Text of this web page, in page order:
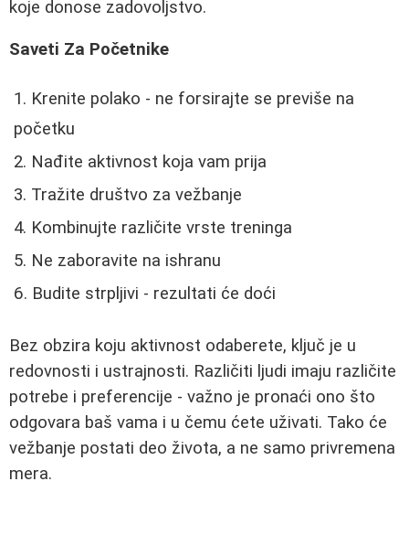
koje donose zadovoljstvo.
Saveti Za Početnike
Krenite polako - ne forsirajte se previše na
početku
Nađite aktivnost koja vam prija
Tražite društvo za vežbanje
Kombinujte različite vrste treninga
Ne zaboravite na ishranu
Budite strpljivi - rezultati će doći
Bez obzira koju aktivnost odaberete, ključ je u
redovnosti i ustrajnosti. Različiti ljudi imaju različite
potrebe i preferencije - važno je pronaći ono što
odgovara baš vama i u čemu ćete uživati. Tako će
vežbanje postati deo života, a ne samo privremena
mera.